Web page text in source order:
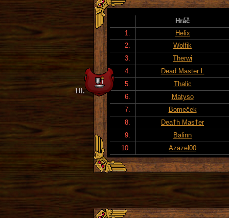
Hráč
1.
Helix
2.
Wolfik
3.
Therwi
4.
Dead Master l.
5.
Thalic
6.
Matyso
7.
Bomeček
8.
Dea†h Mas†er
9.
Balinn
10.
Azazel00